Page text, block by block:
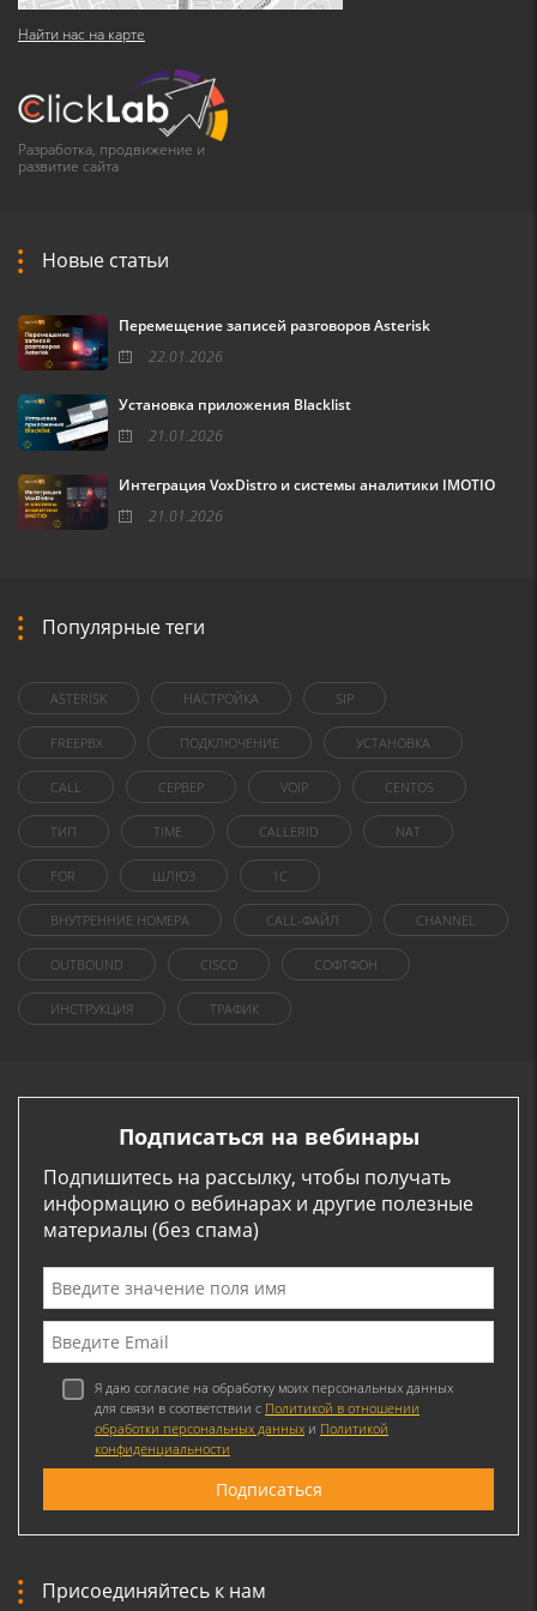
Найти нас на карте
Разработка, продвижение и
развитие сайта
Новые статьи
Перемещение записей разговоров Asterisk
22.01.2026
Установка приложения Blacklist
21.01.2026
Интеграция VoxDistro и системы аналитики IMOTIO
21.01.2026
Популярные теги
ASTERISK НАСТРОЙКА SIP
FREEPBX ПОДКЛЮЧЕНИЕ УСТАНОВКА
CALL СЕРВЕР VOIP CENTOS
ТИП TIME CALLERID NAT
FOR ШЛЮЗ 1C
ВНУТРЕННИЕ НОМЕРА CALL-ФАЙЛ CHANNEL
OUTBOUND CISCO СОФТФОН
ИНСТРУКЦИЯ ТРАФИК
Подписаться на вебинары
Подпишитесь на рассылку, чтобы получать
информацию о вебинарах и другие полезные
материалы (без спама)
Я даю согласие на обработку моих персональных данных
для связи в соответствии с Политикой в отношении
обработки персональных данных и Политикой
конфиденциальности
Присоединяйтесь к нам